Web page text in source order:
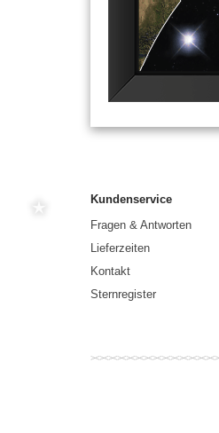
Kundenservice
Fragen & Antworten
Lieferzeiten
Kontakt
Sternregister